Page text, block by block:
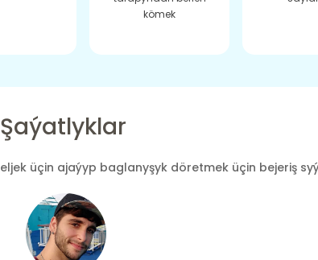
kömek
Şaýatlyklar
üçin ajaýyp baglanyşyk döretmek üçin bejeriş